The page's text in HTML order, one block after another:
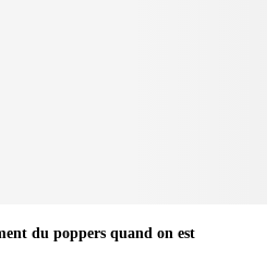
du poppers quand on est